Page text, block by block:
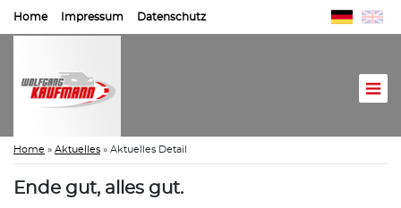
Home Impressum Datenschutz
Home » Aktuelles » Aktuelles Detail
Ende gut, alles gut.